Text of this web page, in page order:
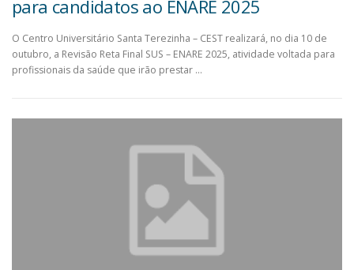
para candidatos ao ENARE 2025
O Centro Universitário Santa Terezinha – CEST realizará, no dia 10 de
outubro, a Revisão Reta Final SUS – ENARE 2025, atividade voltada para
profissionais da saúde que irão prestar …